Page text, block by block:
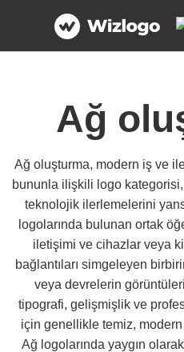
Ağ
Ağ oluşturma, modern iş ve
bununla ilişkili logo kategorisi,
teknolojik ilerlemelerini
logolarında bulunan ortak
iletişimi ve cihazlar veya
bağlantıları simgeleyen
veya devrelerin
tipografi, gelişmişlik ve
için genellikle temiz, modern
Ağ logolarında yaygın